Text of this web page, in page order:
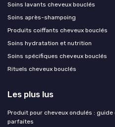
Soins lavants cheveux bouclés
Soins après-shampoing
Produits coiffants cheveux bouclés
Soins hydratation et nutrition
Soins spécifiques cheveux bouclés
Rituels cheveux bouclés
Les plus lus
Produit pour cheveux ondulés :
parfaites